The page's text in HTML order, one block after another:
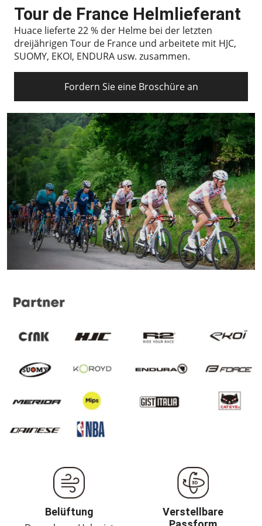
Tour de France Helmlieferant
Huace lieferte 22 % der Helme bei der letzten
dreijährigen Tour de France und arbeitete mit HJC,
SUOMY, EKOI, ENDURA usw. zusammen.
Fordern Sie eine Broschüre an
Belüftung
Verstellbare